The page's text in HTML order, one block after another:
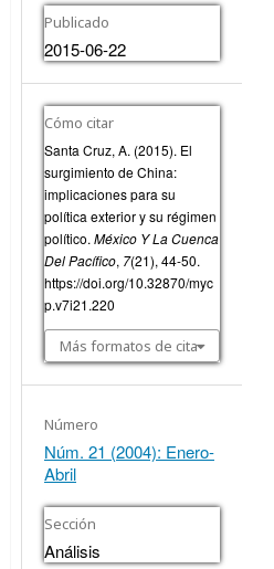
Publicado
2015-06-22
Cómo citar
Santa Cruz, A. (2015). El
surgimiento de China:
implicaciones para su
política exterior y su régimen
político. México Y La Cuenca
Del Pacífico, 7(21), 44-50.
https://doi.org/10.32870/myc
p.v7i21.220
Más formatos de cita
Número
Núm. 21 (2004): Enero-
Abril
Sección
Análisis